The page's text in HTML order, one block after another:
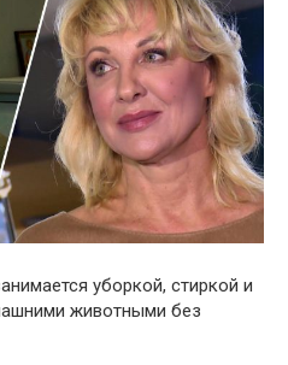
уборкой, стиркой и
животными без